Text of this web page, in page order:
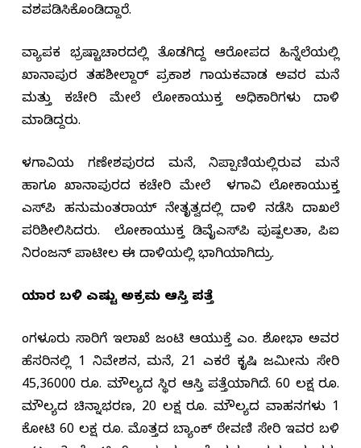
ವಶಪಡಿಸಿಕೊಂಡಿದ್ದಾರೆ.
ವ್ಯಾಪಕ ಭ್ರಷ್ಟಾಚಾರದಲ್ಲಿ ತೊಡಗಿದ್ದ ಆರೋಪದ ಹಿನ್ನೆಲೆಯಲ್ಲಿ
ಖಾನಾಪುರ ತಹಶೀಲ್ದಾರ್ ಪ್ರಕಾಶ ಗಾಯಕವಾಡ ಅವರ ಮನೆ
ಮತ್ತು ಕಚೇರಿ ಮೇಲೆ ಲೋಕಾಯುಕ್ತ ಅಧಿಕಾರಿಗಳು ದಾಳಿ
ಮಾಡಿದ್ದರು.
ಬೆಳಗಾವಿಯ ಗಣೇಶಪುರದ ಮನೆ, ನಿಪ್ಪಾಣಿಯಲ್ಲಿರುವ ಮನೆ
ಹಾಗೂ ಖಾನಾಪುರದ ಕಚೇರಿ ಮೇಲೆ ಬೆಳಗಾವಿ ಲೋಕಾಯುಕ್ತ
ಎಸ್‌ಪಿ ಹನುಮಂತರಾಯ್ ನೇತೃತ್ವದಲ್ಲಿ ದಾಳಿ ನಡೆಸಿ ದಾಖಲೆ
ಪರಿಶೀಲಿಸಿದರು. ಲೋಕಾಯುಕ್ತ ಡಿವೈಎಸ್‌ಪಿ ಪುಷ್ಪಲತಾ, ಪಿಐ
ನಿರಂಜನ್ ಪಾಟೀಲ ಈ ದಾಳಿಯಲ್ಲಿ ಭಾಗಿಯಾಗಿದ್ರು.
ಯಾರ ಬಳಿ ಎಷ್ಟು ಅಕ್ರಮ ಆಸ್ತಿ ಪತ್ತೆ
ಬೆಂಗಳೂರು ಸಾರಿಗೆ ಇಲಾಖೆ ಜಂಟಿ ಆಯುಕ್ತೆ ಎಂ. ಶೋಭಾ ಅವರ
ಹೆಸರಿನಲ್ಲಿ 1 ನಿವೇಶನ, ಮನೆ, 21 ಎಕರೆ ಕೃಷಿ ಜಮೀನು ಸೇರಿ
45,36000 ರೂ. ಮೌಲ್ಯದ ಸ್ಥಿರ ಆಸ್ತಿ ಪತ್ತೆಯಾಗಿದೆ. 60 ಲಕ್ಷ ರೂ.
ಮೌಲ್ಯದ ಚಿನ್ನಾಭರಣ, 20 ಲಕ್ಷ ರೂ. ಮೌಲ್ಯದ ವಾಹನಗಳು 1
ಕೋಟಿ 60 ಲಕ್ಷ ರೂ. ಮೊತ್ತದ ಬ್ಯಾಂಕ್ ಠೇವಣಿ ಸೇರಿ ಇವರ ಬಳಿ